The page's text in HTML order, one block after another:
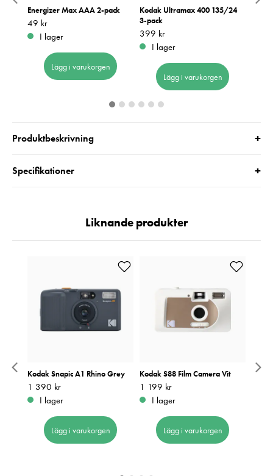
Energizer Max AAA 2-pack
Pris :49 kr
49 kr
I lager
Lägg i varukorgen
Kodak Ultramax 400 135/24
3-pack
Pris: 399 kr
399 kr
I lager
Lägg i varukorgen
Produktbeskrivning +
Specifikationer +
Liknande produkter
Kodak Snapic A1 Rhino Grey
Pris:1 390 kr
1 390 kr
I lager
Lägg i varukorgen
Kodak S88 Film Camera Vit
Pris:1 199 kr
1 199 kr
I lager
Lägg i varukorgen